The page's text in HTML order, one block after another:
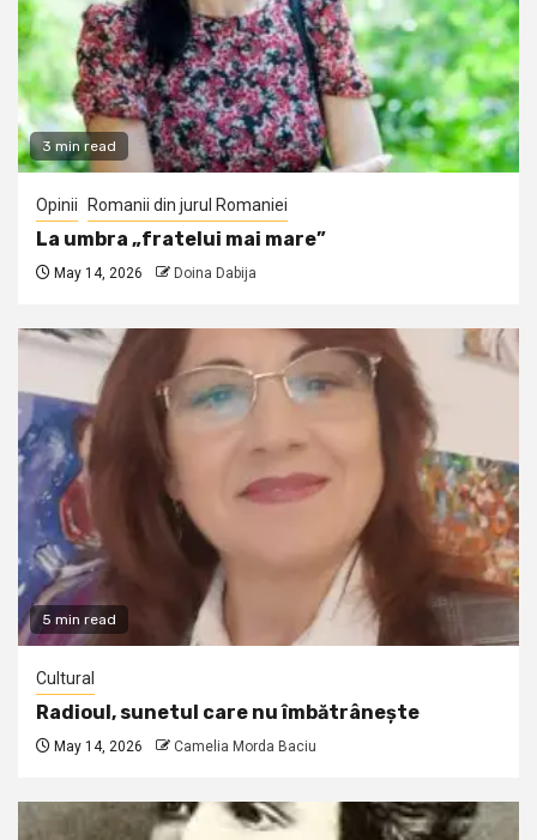
3 min read
Opinii Romanii din jurul Romaniei
La umbra „fratelui mai mare”
May 14, 2026 Doina Dabija
5 min read
Cultural
Radioul, sunetul care nu îmbătrânește
May 14, 2026 Camelia Morda Baciu